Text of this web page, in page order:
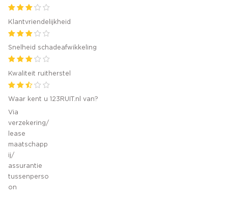
Klantvriendelijkheid
Snelheid schadeafwikkeling
Kwaliteit ruitherstel
Waar kent u 123RUIT.nl van?
Via
verzekering/
lease
maatschapp
ij/
assurantie
tussenperso
on